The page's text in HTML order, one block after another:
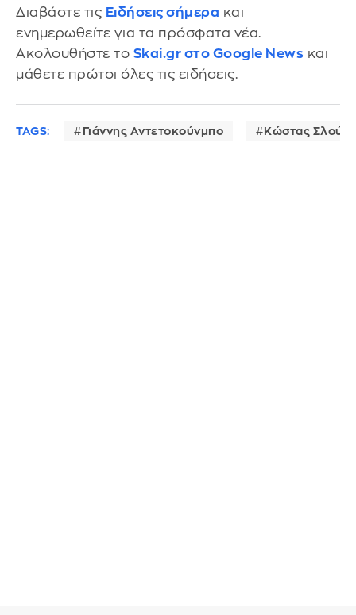
Διαβάστε τις Ειδήσεις σήμερα και
ενημερωθείτε για τα πρόσφατα νέα.
Ακολουθήστε το Skai.gr στο Google News και
μάθετε πρώτοι όλες τις ειδήσεις.
TAGS: Γιάννης Αντετοκούνμπο Κώστας